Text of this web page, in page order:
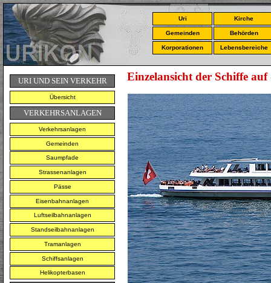
Uri Kirche
Gemeinden Behörden
Korporationen Lebensbereiche
URI UND SEIN VERKEHR
Übersicht
VERKEHRSANLAGEN
Verkehrsanlagen
Gemeinden
Saumpfade
Strassenanlagen
Pässe
Eisenbahnanlagen
Luftseilbahnanlagen
Standseilbahnanlagen
Tramanlagen
Schiffsanlagen
Helikopterbasen
Einzelansicht der Schiffe auf